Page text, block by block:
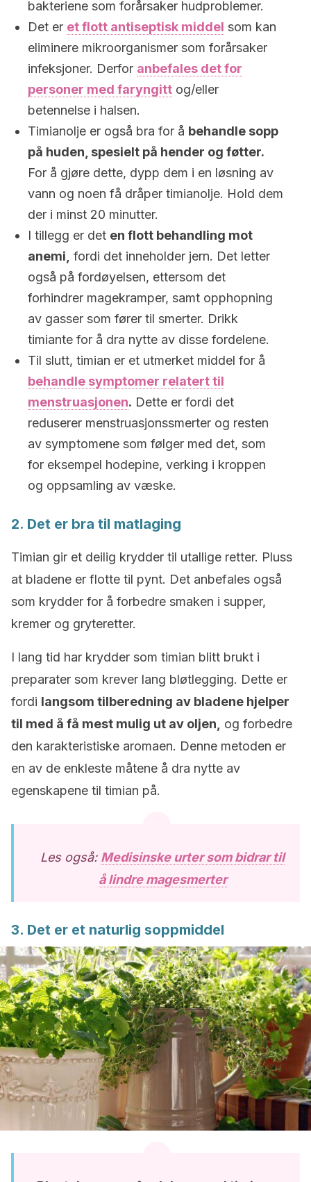
bakteriene som forårsaker hudproblemer.
Det er et flott antiseptisk middel som kan
eliminere mikroorganismer som forårsaker
infeksjoner. Derfor anbefales det for
personer med faryngitt og/eller
betennelse i halsen.
Timianolje er også bra for å behandle sopp
på huden, spesielt på hender og føtter.
For å gjøre dette, dypp dem i en løsning av
vann og noen få dråper timianolje. Hold dem
der i minst 20 minutter.
I tillegg er det en flott behandling mot
anemi, fordi det inneholder jern. Det letter
også på fordøyelsen, ettersom det
forhindrer magekramper, samt opphopning
av gasser som fører til smerter. Drikk
timiante for å dra nytte av disse fordelene.
Til slutt, timian er et utmerket middel for å
behandle symptomer relatert til
menstruasjonen. Dette er fordi det
reduserer menstruasjonssmerter og resten
av symptomene som følger med det, som
for eksempel hodepine, verking i kroppen
og oppsamling av væske.
2. Det er bra til matlaging
Timian gir et deilig krydder til utallige retter. Pluss
at bladene er flotte til pynt. Det anbefales også
som krydder for å forbedre smaken i supper,
kremer og gryteretter.
I lang tid har krydder som timian blitt brukt i
preparater som krever lang bløtlegging. Dette er
fordi langsom tilberedning av bladene hjelper
til med å få mest mulig ut av oljen,
og forbedre
den karakteristiske aromaen. Denne metoden er
en av de enkleste måtene å dra nytte av
egenskapene til timian på.
Les også: Medisinske urter som bidrar til
å lindre magesmerter
3. Det er et naturlig soppmiddel